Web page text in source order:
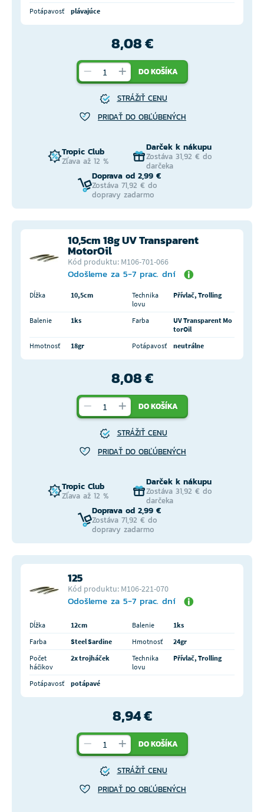
Potápavosť plávajúce
8,08 €
DO KOŠÍKA
STRÁŽIŤ CENU
PRIDAŤ DO OBĽÚBENÝCH
Tropic Club
Zľava až 12 %
Darček k nákupu
Zostáva 31,92 € do
darčeka
Doprava od 2,99 €
Zostáva 71,92 € do
dopravy zadarmo
10,5cm 18g UV Transparent
MotorOil
Kód produktu: M106-701-066
Odošleme za 5-7 prac. dní
Dĺžka 10,5cm
Technika
lovu
Přívlač, Trolling
Balenie 1ks Farba
UV Transparent Mo
torOil
Hmotnosť
18gr Potápavosť neutrálne
8,08 €
DO KOŠÍKA
STRÁŽIŤ CENU
PRIDAŤ DO OBĽÚBENÝCH
Tropic Club
Zľava až 12 %
Darček k nákupu
Zostáva 31,92 € do
darčeka
Doprava od 2,99 €
Zostáva 71,92 € do
dopravy zadarmo
125
Kód produktu: M106-221-070
Odošleme za 5-7 prac. dní
Dĺžka 12cm Balenie
1ks
Farba
Steel Sardine Hmotnosť
24gr
Počet
háčikov
2x trojháček
Technika
lovu
Přívlač, Trolling
Potápavosť potápavé
8,94 €
DO KOŠÍKA
STRÁŽIŤ CENU
PRIDAŤ DO OBĽÚBENÝCH